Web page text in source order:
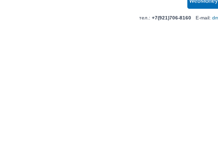
тел.: +7(921)706-8160E-mail: